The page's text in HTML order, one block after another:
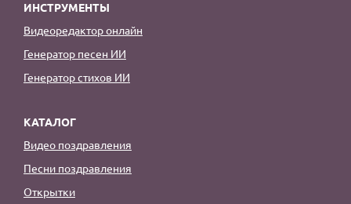
ИНСТРУМЕНТЫ
Видеоредактор онлайн
Генератор песен ИИ
Генератор стихов ИИ
КАТАЛОГ
Видео поздравления
Песни поздравления
Открытки